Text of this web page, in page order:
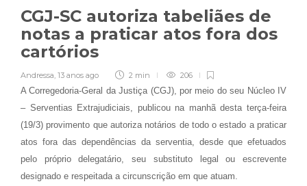
CGJ-SC autoriza tabeliães de
notas a praticar atos fora dos
cartórios
Andressa, 13 anos ago 2 min 206
A Corregedoria-Geral da Justiça (CGJ), por meio do seu Núcleo IV
– Serventias Extrajudiciais, publicou na manhã desta terça-feira
(19/3) provimento que autoriza notários de todo o estado a praticar
atos fora das dependências da serventia, desde que efetuados
pelo próprio delegatário, seu substituto legal ou escrevente
designado e respeitada a circunscrição em que atuam.